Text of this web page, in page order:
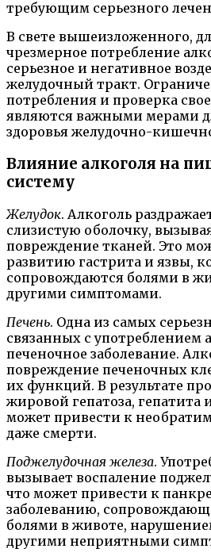
требующим серьезного
В свете вышеизложенного,
чрезмерное потребление
серьезное и негативное
желудочный тракт.
потребления и проверка
являются важными мерами
здоровья желудочно-
Влияние алкоголя на
систему
Желудок. Алкоголь
слизистую оболочку,
повреждение тканей. Это
развитию гастрита и язвы,
сопровождаются болями в
другими симптомами.
Печень. Одна из самых
связанных с употреблением
печеночное заболевание.
повреждение печеночных
их функций. В результате
жировой гепатоза, гепатита
может привести к
даже смерти.
Поджелудочная железа.
вызывает воспаление
что может привести к
заболеванию,
болями в животе,
другими неприятными